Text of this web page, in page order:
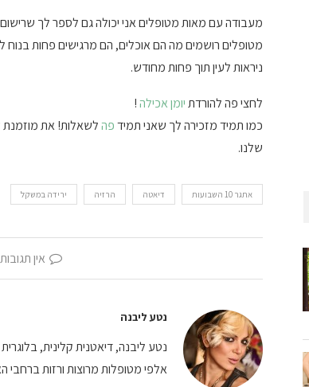
מעבודה עם מאות מטופלים אני יכולה גם לספר לך
מטופלים רושמים מה הם אוכלים, הם מרגישים פחות בנוח
ניראות לעין תוך פחות מחודש.
לחצי פה להורדתיומן אכילה!
כמו תמיד מזכירה לך שאני תמידפהלשאלות! את מוזמנת
שלנו.
אתגר 10 השבועות דיאטה הרזיה ירידה במשקל
אין תגובות
נטע ליבנה
נטע ליבנה, דיאטנית קלינית, בלוגרית
אלפי מטופלות מרוצות ורזות ברחבי